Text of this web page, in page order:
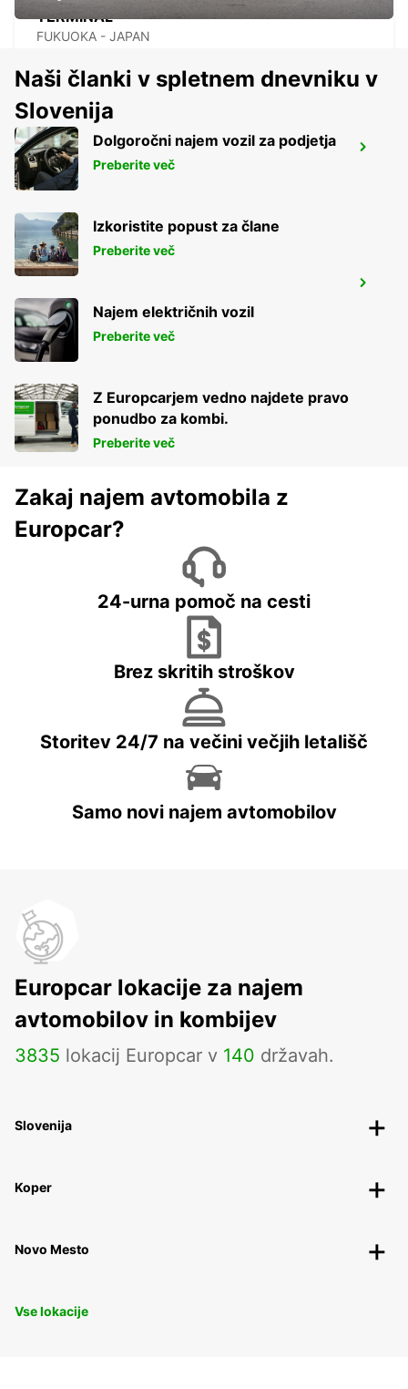
TERMINAL
FUKUOKA - JAPAN
KAGOSHIMA AIRPORT
KIRISHIMA - JAPAN
OMURA - JAPAN
Naši članki v spletnem dnevniku v
Slovenija
Dolgoročni najem vozil za podjetja
Preberite več
Izkoristite popust za člane
Preberite več
Najem električnih vozil
Preberite več
Z Europcarjem vedno najdete pravo
ponudbo za kombi.
Preberite več
Zakaj najem avtomobila z
Europcar?
24-urna pomoč na cesti
Brez skritih stroškov
Storitev 24/7 na večini večjih letališč
Samo novi najem avtomobilov
Europcar lokacije za najem
avtomobilov in kombijev
3835 lokacij Europcar v 140 državah.
Slovenija
Koper
Novo Mesto
Vse lokacije